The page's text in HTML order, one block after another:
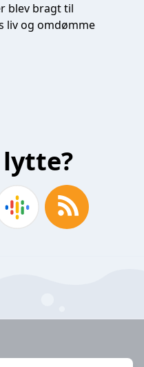
blev bragt til
liv og omdømme